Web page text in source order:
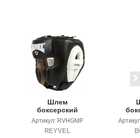
Шлем
боксерский
REYVEL
MAXIMUM
PROTECTION
Артикул: RVHGMP
REYVEL